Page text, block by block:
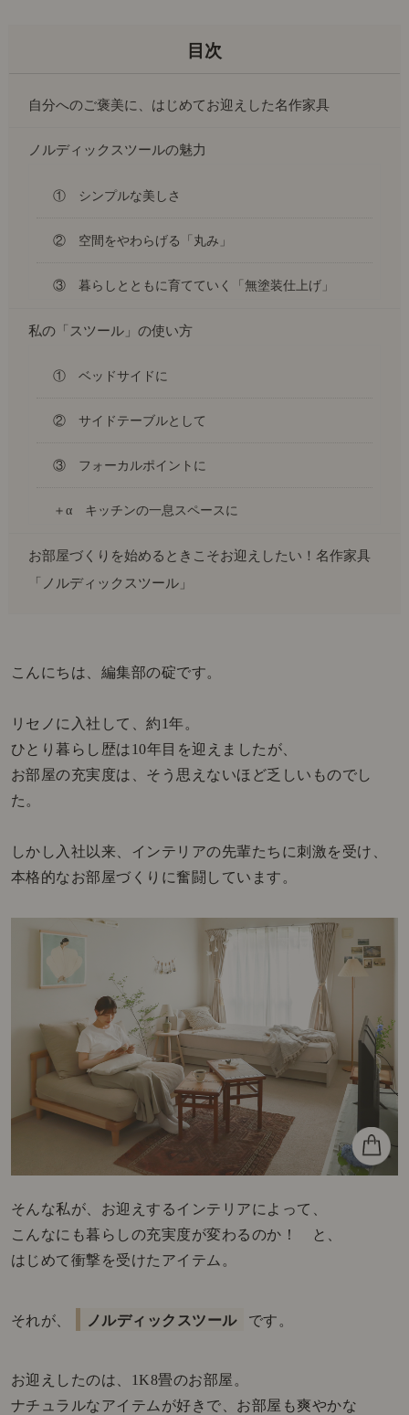
こんにちは、編集部の碇です。
リセノに入社して、約1年。
ひとり暮らし歴は10年目を迎えましたが、
お部屋の充実度は、そう思えないほど乏しいものでし
た。
しかし入社以来、インテリアの先輩たちに刺激を受け、
本格的なお部屋づくりに奮闘しています。
そんな私が、お迎えするインテリアによって、
こんなにも暮らしの充実度が変わるのか！ と、
はじめて衝撃を受けたアイテム。
それが、 ノルディックスツール です。
お迎えしたのは、1K8畳のお部屋。
ナチュラルなアイテムが好きで、お部屋も爽やかな
自分へのご褒美に、はじめてお迎えした名作家具
ノルディックスツールの魅力
① シンプルな美しさ
② 空間をやわらげる「丸み」
③ 暮らしとともに育てていく「無塗装仕上げ」
私の「スツール」の使い方
① ベッドサイドに
② サイドテーブルとして
③ フォーカルポイントに
＋α キッチンの一息スペースに
お部屋づくりを始めるときこそお迎えしたい！名作家具
「ノルディックスツール」